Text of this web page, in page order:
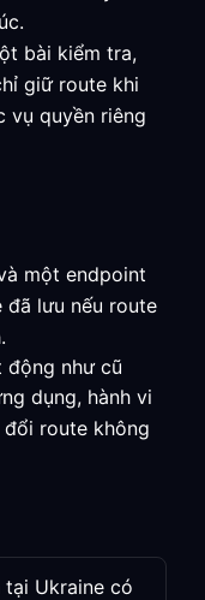
bài kiểm tra,
giữ route khi
vụ quyền riêng
một endpoint
đã lưu nếu route
động như cũ
dụng, hành vi
đổi route không
Ukraine có